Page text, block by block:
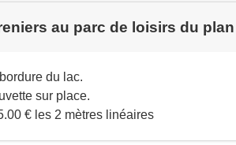
au parc de loisirs du
du lac.
sur place.
€ les 2 mètres linéaires